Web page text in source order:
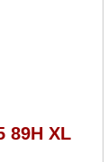
89H XL